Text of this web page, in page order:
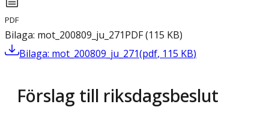
PDF
Bilaga: mot_200809_ju_271PDF(115 KB)
Bilaga: mot_200809_ju_271(pdf, 115 KB)
Förslag till riksdagsbeslut